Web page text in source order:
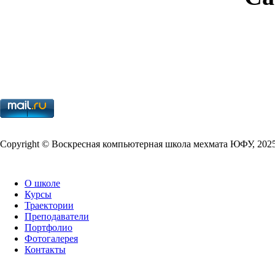
Copy­right © Воскресная компьютерная школа мехмата ЮФУ,
О школе
Курсы
Траектории
Преподаватели
Портфолио
Фотогалерея
Контакты